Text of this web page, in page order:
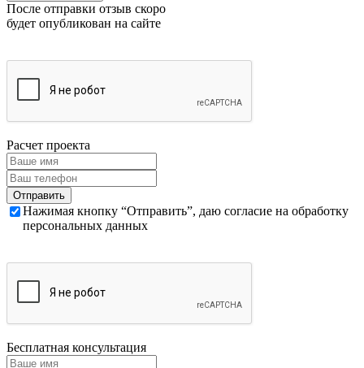
После отправки отзыв скоро
будет опубликован на сайте
Расчет проекта
Нажимая кнопку “Отправить”, даю согласие на обработку
персональных данных
Бесплатная консультация